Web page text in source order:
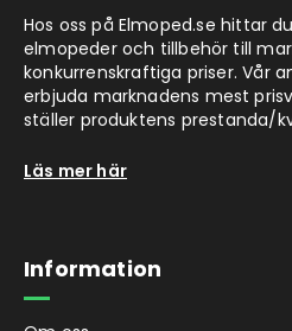
Hos oss på Elmoped.se hittar
elmopeder och tillbehör till
konkurrenskraftiga priser. Vår
erbjuda marknadens mest
ställer produktens prestanda/
Läs mer här
Information